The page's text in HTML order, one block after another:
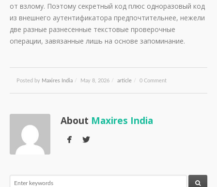
от взлому. Поэтому секретный код плюс одноразовый код
из внешнего аутентификатора предпочтительнее, нежели
две разные разнесенные текстовые проверочные
операции, завязанные лишь на основе запоминание.
Posted by Maxires India / May 8, 2026 / article / 0 Comment
About Maxires India